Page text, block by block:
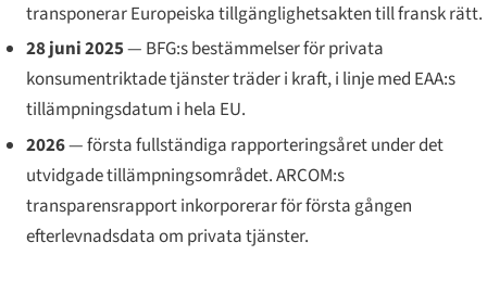
transponerar Europeiska tillgänglighetsakten till fransk rätt.
28 juni 2025— BFG:s bestämmelser för privata
konsumentriktade tjänster träder i kraft, i linje med EAA:s
tillämpningsdatum i hela EU.
2026— första fullständiga rapporteringsåret under det
utvidgade tillämpningsområdet. ARCOM:s
transparensrapport inkorporerar för första gången
efterlevnadsdata om privata tjänster.